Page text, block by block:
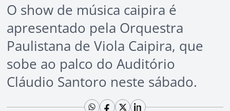
O show de música caipira é
apresentado pela Orquestra
Paulistana de Viola Caipira, que
sobe ao palco do Auditório
Cláudio Santoro neste sábado.